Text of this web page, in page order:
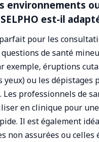
environnements
est-il
parfait pour les
de santé
exemple, éruptions
ou les dépistages
Les professionnels de
en clinique pour une
Il est également
non assurées ou celles